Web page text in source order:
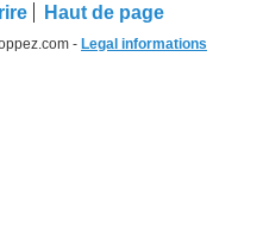
Haut de page
- Legal informations